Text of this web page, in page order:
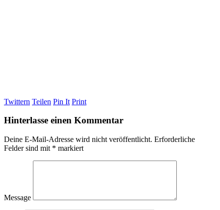
Twittern Teilen Pin It Print
Hinterlasse einen Kommentar
Deine E-Mail-Adresse wird nicht veröffentlicht. Erforderliche
Felder sind mit * markiert
Message